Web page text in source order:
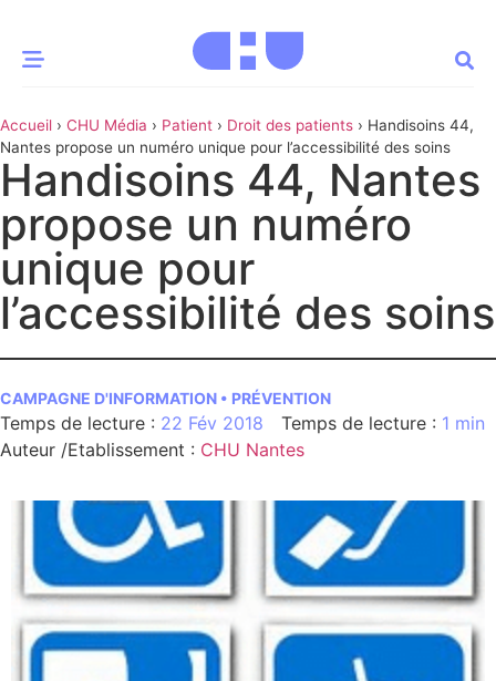
MOMENT
Innovation
& patrimoine Patient
nous
des CHU
articles
santé
Accueil › CHU Média › Patient › Droit des patients › Handisoins 44,
Nantes propose un numéro unique pour l’accessibilité des soins
Handisoins 44, Nantes
propose un numéro
unique pour
l’accessibilité des soins
CAMPAGNE D'INFORMATION • PRÉVENTION
22 Fév 2018
1 min
Auteur /Etablissement : CHU Nantes